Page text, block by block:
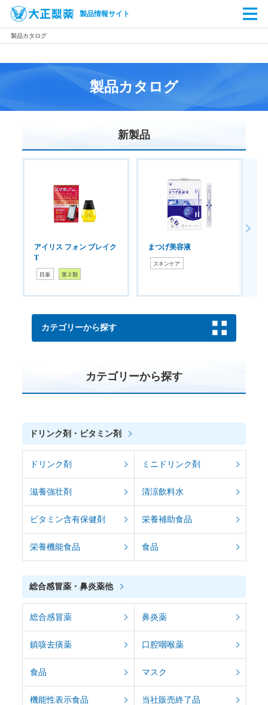
製品情報サイト
製品カタログ
製品カタログ
新製品
アイリス フォン ブレイク
T
目薬 第２類
まつげ美容液
スキンケア
カテゴリーから探す
カテゴリーから探す
ドリンク剤・ビタミン剤
ドリンク剤 ミニドリンク剤
滋養強壮剤 清涼飲料水
ビタミン含有保健剤 栄養補助食品
栄養機能食品 食品
総合感冒薬・鼻炎薬他
総合感冒薬 鼻炎薬
鎮咳去痰薬 口腔咽喉薬
食品 マスク
機能性表示食品 当社販売終了品